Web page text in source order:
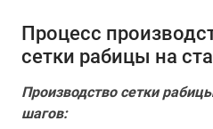
Процесс
сетки рабицы на
Производство сетки
шагов: